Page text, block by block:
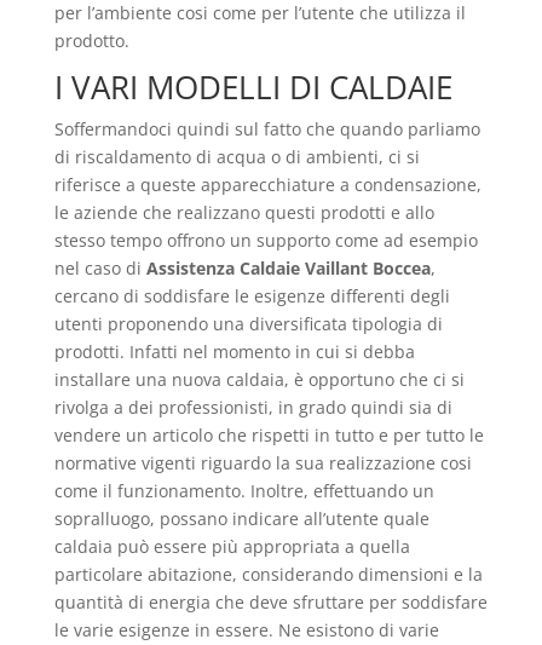
per l’ambiente cosi come per l’utente che utilizza il
prodotto.
I VARI MODELLI DI CALDAIE
Soffermandoci quindi sul fatto che quando parliamo
di riscaldamento di acqua o di ambienti, ci si
riferisce a queste apparecchiature a condensazione,
le aziende che realizzano questi prodotti e allo
stesso tempo offrono un supporto come ad esempio
nel caso di Assistenza Caldaie Vaillant Boccea,
cercano di soddisfare le esigenze differenti degli
utenti proponendo una diversificata tipologia di
prodotti. Infatti nel momento in cui si debba
installare una nuova caldaia, è opportuno che ci si
rivolga a dei professionisti, in grado quindi sia di
vendere un articolo che rispetti in tutto e per tutto le
normative vigenti riguardo la sua realizzazione cosi
come il funzionamento. Inoltre, effettuando un
sopralluogo, possano indicare all’utente quale
caldaia può essere più appropriata a quella
particolare abitazione, considerando dimensioni e la
quantità di energia che deve sfruttare per soddisfare
le varie esigenze in essere. Ne esistono di varie